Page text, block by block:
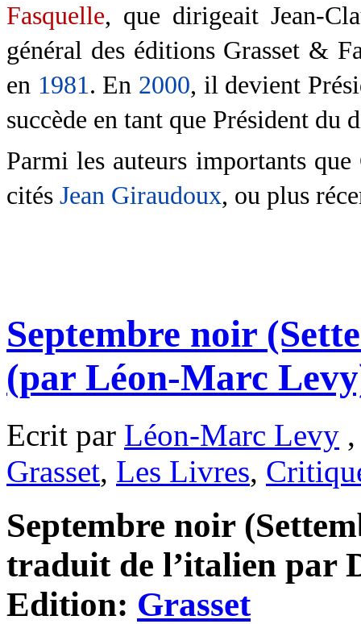
Fasquelle, que dirigeait Jean-
général des éditions Grasset &
en 1981 . En 2000, il devient
succède en tant que Président du
Parmi les auteurs importants
cités Jean Giraudoux, ou plus
Septembre noir
(par Léon-Marc
Ecrit par Léon-Marc Levy
Grasset, Les Livres,
Septembre noir
traduit de l’italien par
Edition: Grasset